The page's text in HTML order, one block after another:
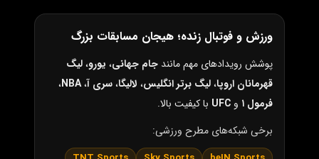
ورزش و فوتبال زنده؛ هیجان مسابقات بزرگ
پوشش رویدادهای مهم مانند جام جهانی، یورو،لیگ
قهرمانان اروپا،لیگ برتر انگلیس، لالیگا،سری آ،NBA،
فرمول ۱
و UFC با کیفیت بالا.
برخی شبکه‌های مطرح ورزشی: